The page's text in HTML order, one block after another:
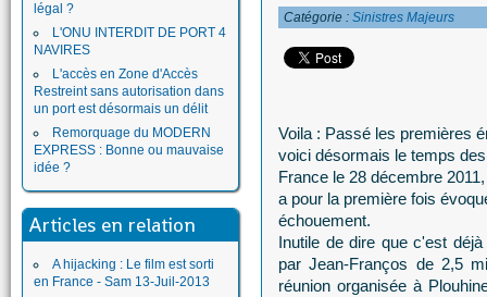
légal ?
L'ONU INTERDIT DE PORT 4
NAVIRES
L'accès en Zone d'Accès
Restreint sans autorisation dans
un port est désormais un délit
Remorquage du MODERN
EXPRESS : Bonne ou mauvaise
idée ?
Articles en relation
A hijacking : Le film est sorti
en France - Sam 13-Juil-2013
Catégorie : Sinistres Majeurs
Voila : Passé les premières
voici désormais le temps
France le 28 décembre
a pour la première fois
échouement.
Inutile de dire que c'est
par Jean-Franços de 2,5
réunion organisée à